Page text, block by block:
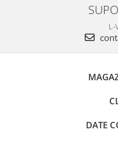
L-
DATE